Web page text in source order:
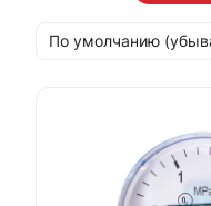
По умолчанию